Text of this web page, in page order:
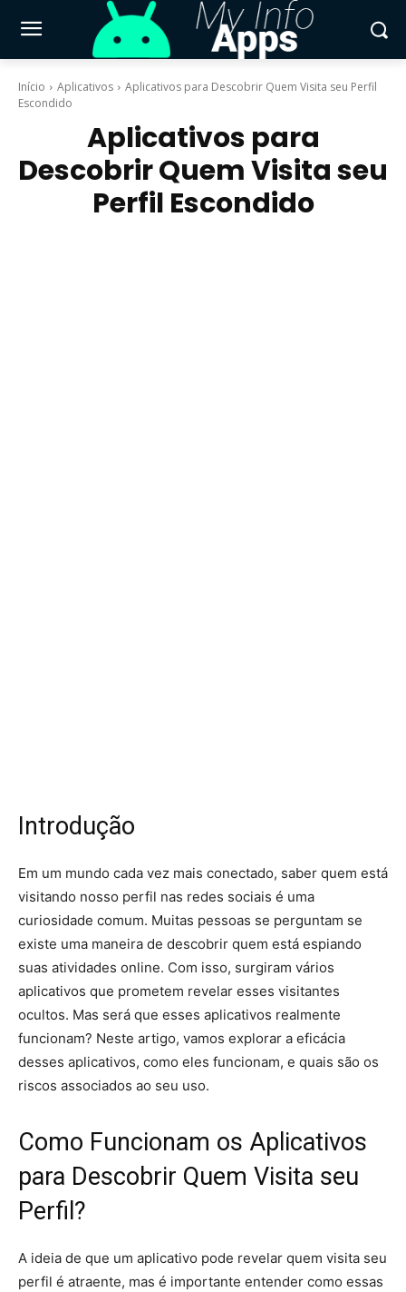
Início Aplicativos
Aplicativos para Descobrir Quem Visita seu Perfil
Escondido
Aplicativos para
Descobrir Quem Visita seu
Perfil Escondido
Introdução
Em um mundo cada vez mais conectado, saber quem está
visitando nosso perfil nas redes sociais é uma
curiosidade comum. Muitas pessoas se perguntam se
existe uma maneira de descobrir quem está espiando
suas atividades online. Com isso, surgiram vários
aplicativos que prometem revelar esses visitantes
ocultos. Mas será que esses aplicativos realmente
funcionam? Neste artigo, vamos explorar a eficácia
desses aplicativos, como eles funcionam, e quais são os
riscos associados ao seu uso.
Como Funcionam os Aplicativos
para Descobrir Quem Visita seu
Perfil?
A ideia de que um aplicativo pode revelar quem visita seu
perfil é atraente, mas é importante entender como essas